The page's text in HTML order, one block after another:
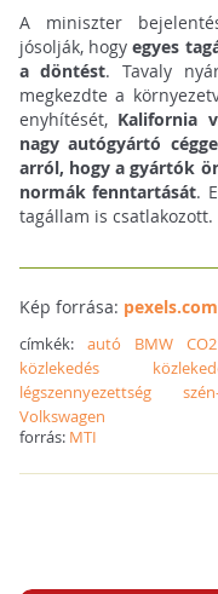
A miniszter
jósolják, hogyegyes
a döntést. Tavaly
megkezdte a
enyhítését, Kalifornia
nagy autógyártó
arról, hogy a gyártók
normák fenntartását.
tagállam is csatlakozott.
Kép forrása: pexels.com
címkék:autó BMW CO2
közlekedés
légszennyezettség
Volkswagen
forrás: MTI